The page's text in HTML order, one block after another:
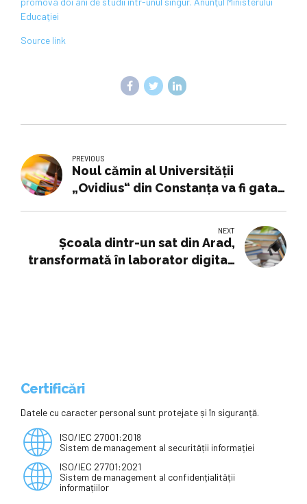
Educaţiei
Source link
PREVIOUS
Noul cămin al Universității
„Ovidius“ din Constanța va fi gata
NEXT
Școala dintr-un sat din Arad,
transformată în laborator digital.
Certificări
Datele cu caracter personal sunt protejate și în siguranță.
ISO/IEC 27001:2018
Sistem de management al securității informației
ISO/IEC 27701:2021
Sistem de management al confidențialității
informațiilor